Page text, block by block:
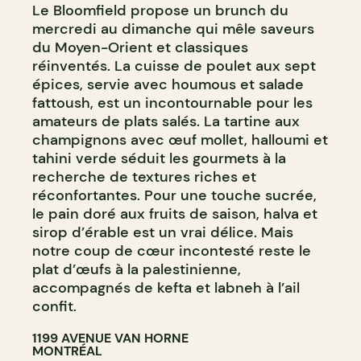
Le Bloomfield propose un brunch du
mercredi au dimanche qui mêle saveurs
du Moyen-Orient et classiques
réinventés. La cuisse de poulet aux sept
épices, servie avec houmous et salade
fattoush, est un incontournable pour les
amateurs de plats salés. La tartine aux
champignons avec œuf mollet, halloumi et
tahini verde séduit les gourmets à la
recherche de textures riches et
réconfortantes. Pour une touche sucrée,
le pain doré aux fruits de saison, halva et
sirop d’érable est un vrai délice. Mais
notre coup de cœur incontesté reste le
plat d’œufs à la palestinienne,
accompagnés de kefta et labneh à l’ail
confit.
1199 AVENUE VAN HORNE
MONTRÉAL